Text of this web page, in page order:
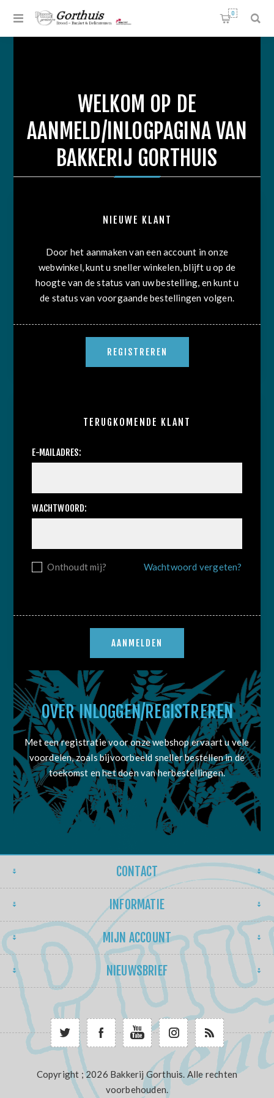
0
WELKOM OP DE
AANMELD/INLOGPAGINA VAN
BAKKERIJ GORTHUIS
NIEUWE KLANT
Door het aanmaken van een account in onze
webwinkel, kunt u sneller winkelen, blijft u op de
hoogte van de status van uw bestelling, en kunt u
de status van voorgaande bestellingen volgen.
TERUGKOMENDE KLANT
E-MAILADRES:
WACHTWOORD:
Onthoudt mij? Wachtwoord vergeten?
OVER INLOGGEN/REGISTREREN
Met een registratie voor onze webshop ervaart u vele
voordelen, zoals bijvoorbeeld sneller bestellen in de
toekomst en het doen van herbestellingen.
CONTACT
INFORMATIE
MIJN ACCOUNT
NIEUWSBRIEF
Copyright ; 2026 Bakkerij Gorthuis. Alle rechten
voorbehouden.